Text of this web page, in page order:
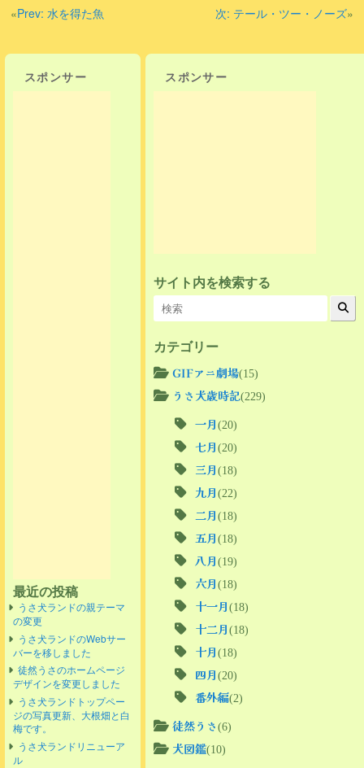
スポンサー
最近の投稿
うさ犬ランドの親テーマ
の変更
うさ犬ランドのWebサー
バーを移しました
徒然うさのホームページ
デザインを変更しました
うさ犬ランドトップペー
ジの写真更新、大根畑と白
梅です。
うさ犬ランドリニューア
ル
«Prev:水を得た魚 次: テール・ツー・ノーズ»
スポンサー
サイト内を検索する
カテゴリー
GIFアニ劇場(15)
うさ犬歳時記(229)
一月(20)
七月(20)
三月(18)
九月(22)
二月(18)
五月(18)
八月(19)
六月(18)
十一月(18)
十二月(18)
十月(18)
四月(20)
番外編(2)
徒然うさ(6)
犬図鑑(10)